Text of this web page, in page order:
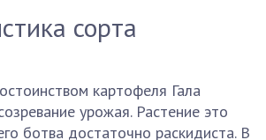
сорта
картофеля Гала
урожая. Растение это
ботва достаточно раскидиста. В